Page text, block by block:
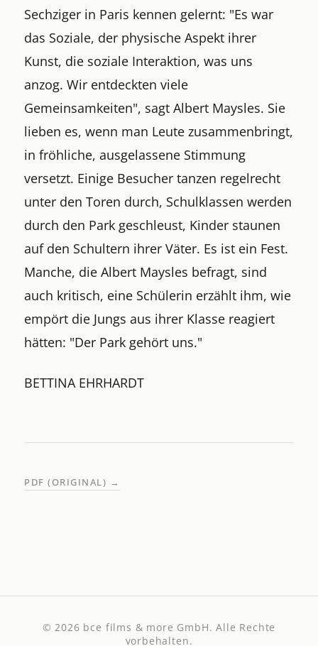
Sechziger in Paris kennen gelernt: "Es war
das Soziale, der physische Aspekt ihrer
Kunst, die soziale Interaktion, was uns
anzog. Wir entdeckten viele
Gemeinsamkeiten", sagt Albert Maysles. Sie
lieben es, wenn man Leute zusammenbringt,
in fröhliche, ausgelassene Stimmung
versetzt. Einige Besucher tanzen regelrecht
unter den Toren durch, Schulklassen werden
durch den Park geschleust, Kinder staunen
auf den Schultern ihrer Väter. Es ist ein Fest.
Manche, die Albert Maysles befragt, sind
auch kritisch, eine Schülerin erzählt ihm, wie
empört die Jungs aus ihrer Klasse reagiert
hätten: "Der Park gehört uns."
BETTINA EHRHARDT
PDF (ORIGINAL) →
© 2026 bce films & more GmbH. Alle Rechte
vorbehalten.